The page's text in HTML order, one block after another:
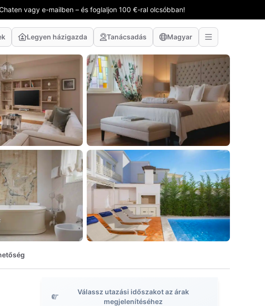
vagy e-mailben – és foglaljon 100 €-ral olcsóbban!
Legyen házigazda Tanácsadás Magyar
Válassz utazási időszakot az árak
megjelenítéséhez